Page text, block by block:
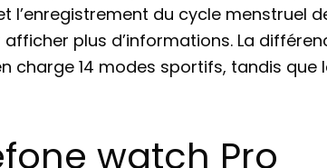
l’enregistrement du cycle menstruel
plus d’informations. La
charge 14 modes sportifs, tandis
watch Pro